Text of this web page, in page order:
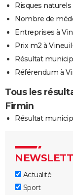
Risques
Nombre de
Entreprises à
Prix m2 à
Résultat
Référendum à
Tous les
Firmin
Résultat
Actualité
Sport